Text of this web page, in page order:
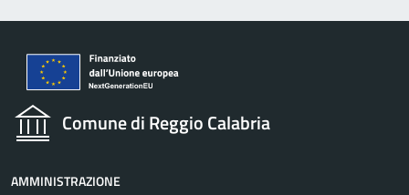
Comune di Reggio Calabria
AMMINISTRAZIONE